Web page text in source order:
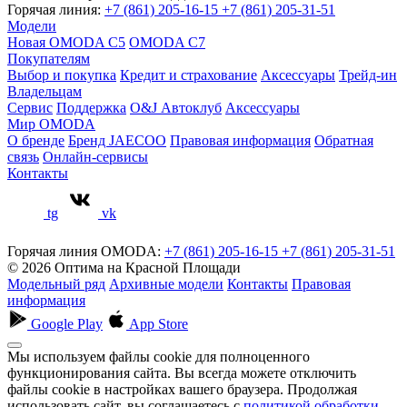
Горячая линия: +7 (861) 205-16-15 +7 (861) 205-31-51
Модели
Новая OMODA C5 OMODA C7
Покупателям
Выбор и покупка Кредит и страхование Аксессуары Трейд-ин
Владельцам
Сервис Поддержка O&J Автоклуб Аксессуары
Мир OMODA
О бренде Бренд JAECOO Правовая информация Обратная
связь Онлайн-сервисы
Контакты
tg vk
Горячая линия OMODA: +7 (861) 205-16-15 +7 (861) 205-31-51
© 2026 Оптима на Красной Площади
Модельный ряд Архивные модели Контакты Правовая
информация
Google Play
App Store
Мы используем файлы cookie для полноценного
функционирования сайта. Вы всегда можете отключить
файлы cookie в настройках вашего браузера. Продолжая